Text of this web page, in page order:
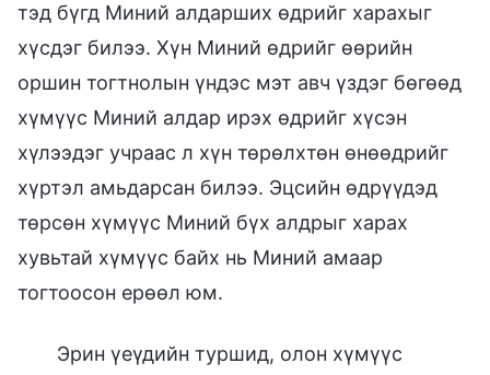
тэд бүгд Миний алдарших өдрийг харахыг
хүсдэг билээ. Хүн Миний өдрийг өөрийн
оршин тогтнолын үндэс мэт авч үздэг бөгөөд
хүмүүс Миний алдар ирэх өдрийг хүсэн
хүлээдэг учраас л хүн төрөлхтөн өнөөдрийг
хүртэл амьдарсан билээ. Эцсийн өдрүүдэд
төрсөн хүмүүс Миний бүх алдрыг харах
хувьтай хүмүүс байх нь Миний амаар
тогтоосон ерөөл юм.
Эрин үеүдийн туршид, олон хүмүүс